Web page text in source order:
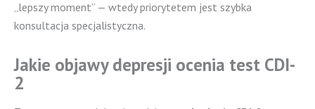
„lepszy moment” — wtedy priorytetem jest szybka
konsultacja specjalistyczna.
Jakie objawy depresji ocenia test CDI-
2